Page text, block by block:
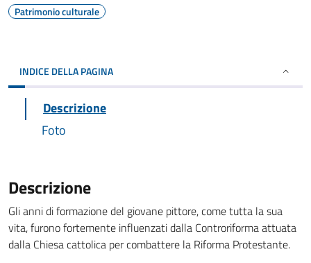
Patrimonio culturale
INDICE DELLA PAGINA
Descrizione
Foto
Descrizione
Gli anni di formazione del giovane pittore, come tutta la sua
vita, furono fortemente influenzati dalla Controriforma attuata
dalla Chiesa cattolica per combattere la Riforma Protestante.